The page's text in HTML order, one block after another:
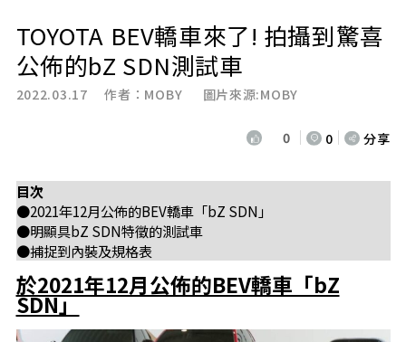
TOYOTA BEV轎車來了! 拍攝到驚喜
公佈的bZ SDN測試車
2022.03.17 作者： MOBY 圖片來源:MOBY
0 0 分享
目次
●2021年12月公佈的BEV轎車「bZ SDN」
●明顯具bZ SDN特徵的測試車
●捕捉到內裝及規格表
於2021年12月公佈的BEV轎車「bZ
SDN」